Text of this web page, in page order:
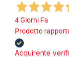
4 Giorni Fa
Prodotto
Acquirente